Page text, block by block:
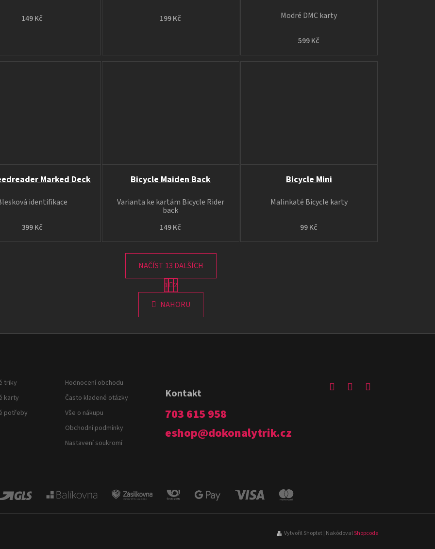
149 Kč 199 Kč
599 Kč
Modré DMC karty
Marked Deck
399 Kč
identifikace
Bicycle Maiden Back
149 Kč
Varianta ke kartám Bicycle Rider
back
Bicycle Mini
99 Kč
Malinkaté Bicycle karty
O
v
l
á
d
v
k
y
v
ý
NAČÍST 13 DALŠÍCH
S
t
r
á
n
1 2
NAHORU
triky
karty
potřeby
Hodnocení obchodu
Často kladené otázky
Vše o nákupu
Obchodní podmínky
Nastavení soukromí
Kontakt
eshop@dokonalytrik.cz
703 615 958
Vytvořil Shoptet| NakódovalShopcode